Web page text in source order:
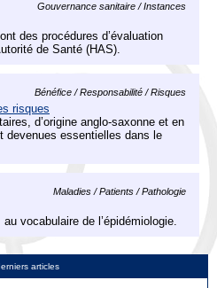
articles
Gouvernance sanitaire / Instances
des procédures d’évaluation
de Santé (HAS).
Bénéfice / Responsabilité / Risques
risques
d’origine anglo-saxonne et en
devenues essentielles dans le
Maladies / Patients / Pathologie
vocabulaire de l’épidémiologie.